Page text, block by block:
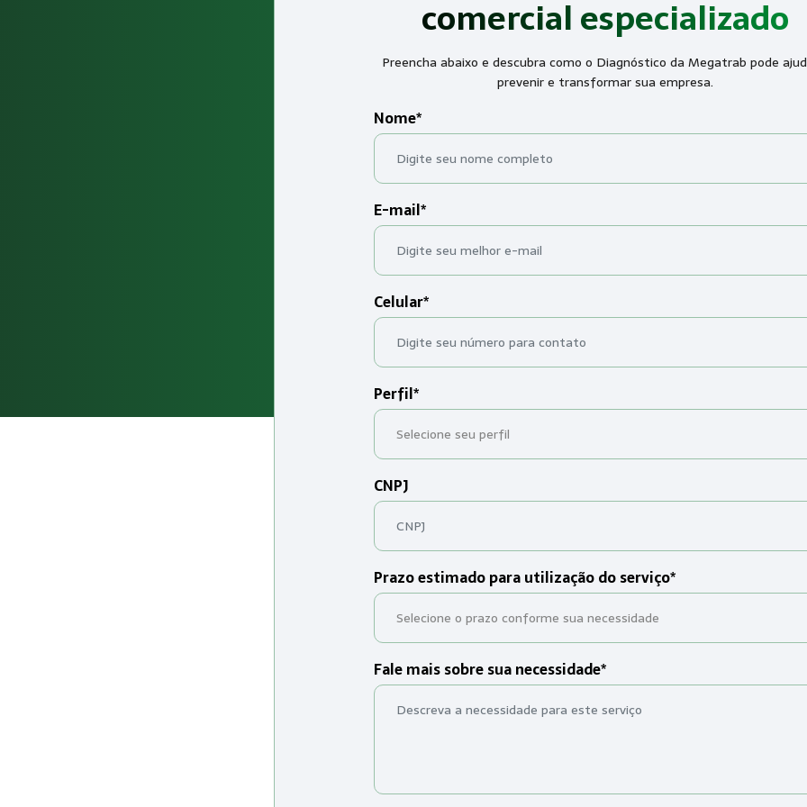
comercial especializado
Preencha abaixo e descubra como o Diagnóstico da Megatrab pode
prevenir e transformar sua empresa.
Nome*
E-mail*
Celular*
Perfil*
CNPJ
Prazo estimado para utilização do serviço*
Fale mais sobre sua necessidade*